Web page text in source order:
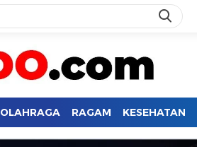
OLAHRAGA RAGAM KESEHATAN